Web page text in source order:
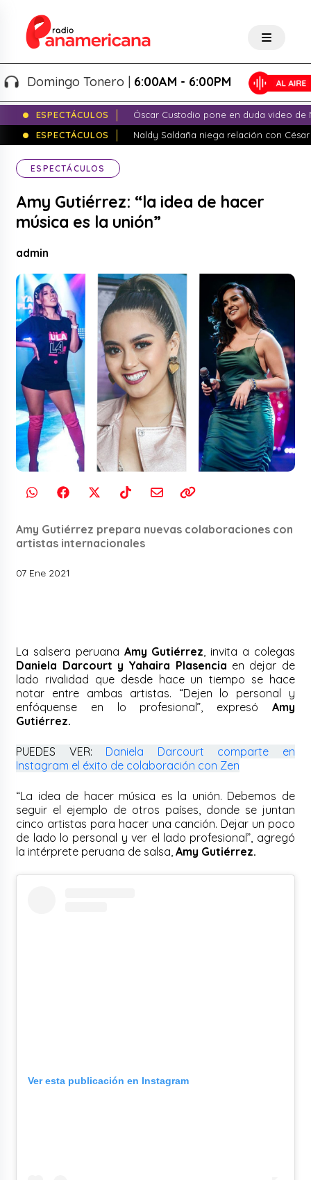
Tonero |6:00AM - 6:00PM
ESPECTÁCULOS
Óscar Custodio pone en duda video de
ESPECTÁCULOS
Naldy Saldaña niega relación con
ESPECTÁCULOS
Amy Gutiérrez: “la idea de hacer
música es la unión”
admin
Amy Gutiérrez prepara nuevas colaboraciones con
artistas internacionales
07 Ene 2021
La salsera peruana Amy Gutiérrez , invita a colegas
Daniela Darcourt y Yahaira Plasencia en dejar de
lado rivalidad que desde hace un tiempo se hace
notar entre ambas artistas. “Dejen lo personal y
enfóquense en lo profesional”, expresó Amy
Gutiérrez.
PUEDES VER: Daniela Darcourt comparte en
Instagram el éxito de colaboración con Zen
“La idea de hacer música es la unión. Debemos de
seguir el ejemplo de otros países, donde se juntan
cinco artistas para hacer una canción. Dejar un poco
de lado lo personal y ver el lado profesional”, agregó
la intérprete peruana de salsa,Amy Gutiérrez.
Ver esta publicación en Instagram